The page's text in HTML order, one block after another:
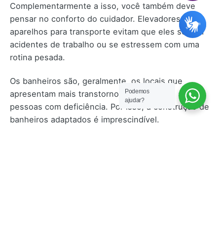
Complementarmente a isso, você também deve
pensar no conforto do cuidador. Elevadores e
aparelhos para transporte evitam que eles sofram
acidentes de trabalho ou se estressem com uma
rotina pesada.
Os banheiros são, geralmente, os locais que
apresentam mais transtornos e riscos para as
pessoas com deficiência. Por isso, a construção de
banheiros adaptados é imprescindível.
Podemos
ajudar?